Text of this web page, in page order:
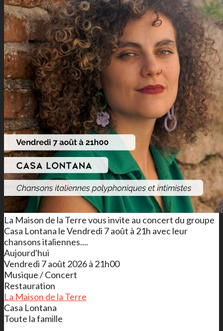
La Maison de la Terre vous invite au concert du groupe
Casa Lontana le Vendredi 7 août à 21h avec leur
chansons italiennes....
Aujourd'hui
Vendredi 7 août 2026 à 21h00
Musique / Concert
Restauration
La Maison de la Terre
Casa Lontana
Toute la famille